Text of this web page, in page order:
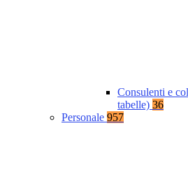
Consulenti e
tabelle) 36
Personale 957